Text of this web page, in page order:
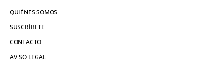
QUIÉNES SOMOS
SUSCRÍBETE
CONTACTO
AVISO LEGAL